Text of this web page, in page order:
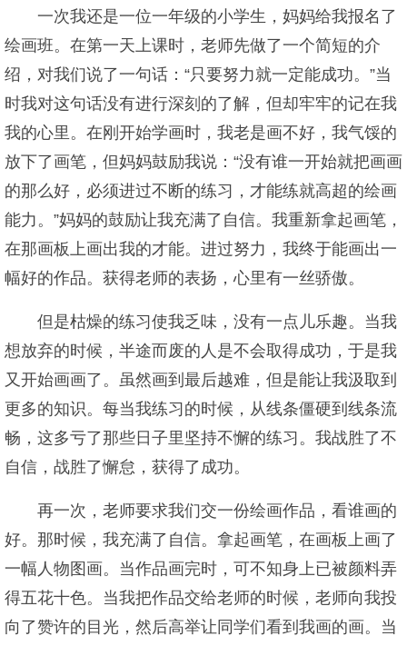
一次我还是一位一年级的小学生，妈妈给我报名了
绘画班。在第一天上课时，老师先做了一个简短的介
绍，对我们说了一句话：“只要努力就一定能成功。”当
时我对这句话没有进行深刻的了解，但却牢牢的记在我
我的心里。在刚开始学画时，我老是画不好，我气馁的
放下了画笔，但妈妈鼓励我说：“没有谁一开始就把画画
的那么好，必须进过不断的练习，才能练就高超的绘画
能力。”妈妈的鼓励让我充满了自信。我重新拿起画笔，
在那画板上画出我的才能。进过努力，我终于能画出一
幅好的作品。获得老师的表扬，心里有一丝骄傲。
但是枯燥的练习使我乏味，没有一点儿乐趣。当我
想放弃的时候，半途而废的人是不会取得成功，于是我
又开始画画了。虽然画到最后越难，但是能让我汲取到
更多的知识。每当我练习的时候，从线条僵硬到线条流
畅，这多亏了那些日子里坚持不懈的练习。我战胜了不
自信，战胜了懈怠，获得了成功。
再一次，老师要求我们交一份绘画作品，看谁画的
好。那时候，我充满了自信。拿起画笔，在画板上画了
一幅人物图画。当作品画完时，可不知身上已被颜料弄
得五花十色。当我把作品交给老师的时候，老师向我投
向了赞许的目光，然后高举让同学们看到我画的画。当